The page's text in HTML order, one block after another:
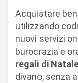
Acquistare
utilizzando
nuovi servizi
burocrazia e
regali di
divano, senza